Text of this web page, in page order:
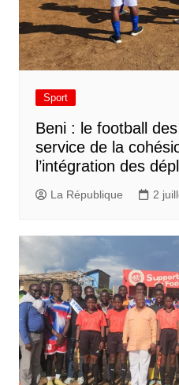
Sport
Beni : le football
service de la
l’intégration des
La République 2